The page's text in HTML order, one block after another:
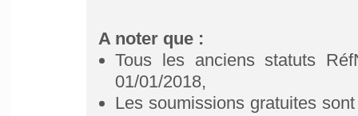
A noter que :
Tous les anciens statuts
01/01/2018,
Les soumissions gratuites